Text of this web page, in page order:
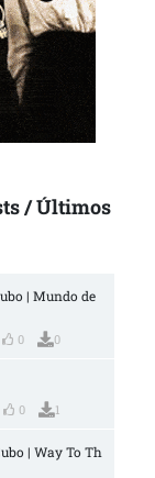
/ Últimos
| Mundo de
0 0
0 1
| Way To Th